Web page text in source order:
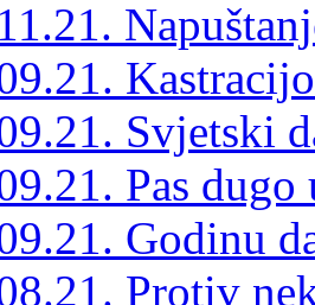
Svjetski
Pas
Godinu
Protiv